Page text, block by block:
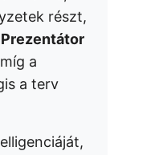
részt,
Prezentátor
a
a terv